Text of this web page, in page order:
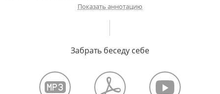
Обучение в школе и в Индианском университете. Изучение
русского языка. Краткое перечисление основных этапов
Увлечение евгеникой. Чтение русских книг и переводы русских
поэтов. Упадок русской поэзии. Культурные и литературные
традиции первой волны русской эмиграции. Пропаганда
Показать аннотацию
Забрать беседу себе